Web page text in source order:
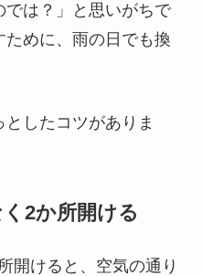
は？」と思いがちで
めに、雨の日でも換
したコツがありま
2か所開ける
開けると、空気の通り